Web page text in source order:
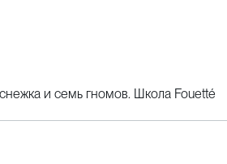
и семь гномов. Школа Fouetté